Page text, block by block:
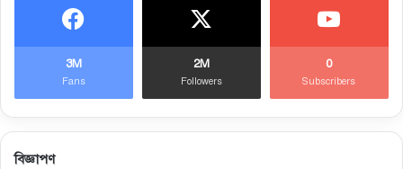
3M
Fans
2M
Followers
0
Subscribers
বিজ্ঞাপণ